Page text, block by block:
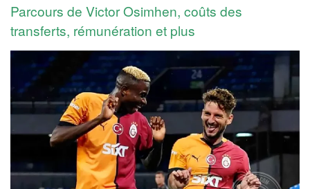
Parcours de Victor Osimhen, coûts des
transferts, rémunération et plus